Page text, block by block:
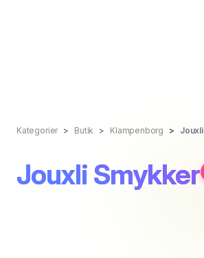
Kategorier Butik Klampenborg
Jouxli Smykker